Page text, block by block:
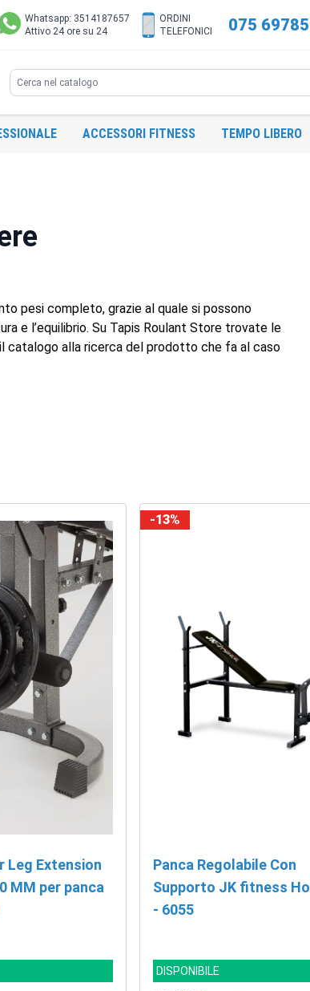
Whatsapp: 3514187657
Attivo 24 ore su 24
ORDINI
TELEFONICI
075
ACCESSORI FITNESS TEMPO LIBERO
pesi completo, grazie al quale si possono
e l’equilibrio. Su Tapis Roulant Store trovate le
catalogo alla ricerca del prodotto che fa al caso
Extension
MM per panca
Panca Regolabile Con
Supporto JK fitness
- 6055
DISPONIBILE
-13%